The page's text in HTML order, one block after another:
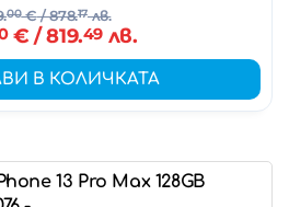
00€/ 878.17лв.
€ / 819.49лв.
В КОЛИЧКАТА
13 Pro Max 128GB